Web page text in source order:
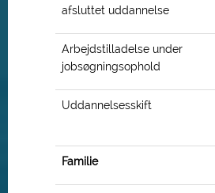
afsluttet uddannelse
Arbejdstilladelse under
jobsøgningsophold
Uddannelsesskift
Familie